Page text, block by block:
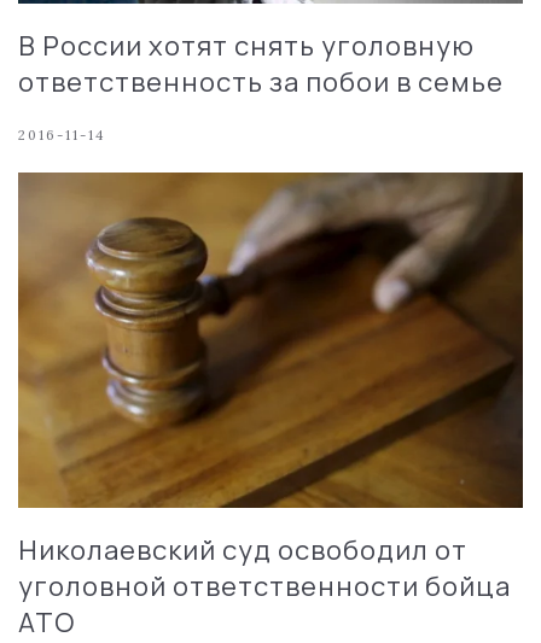
В России хотят снять уголовную
ответственность за побои в семье
2016-11-14
Николаевский суд освободил от
уголовной ответственности бойца
АТО